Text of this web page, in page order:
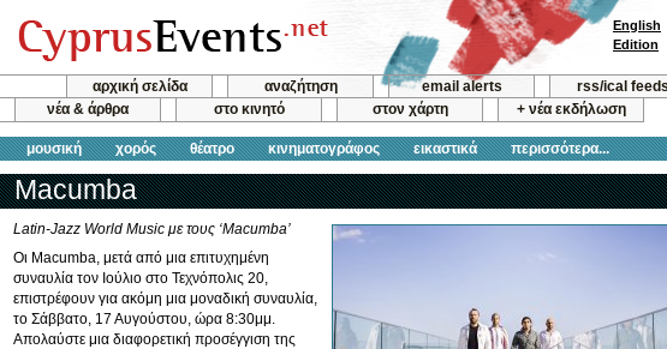
αρχική σελίδα αναζήτηση email alerts
rss/ical feeds
νέα & άρθρα
στο κινητό στον χάρτη + νέα εκδήλωση
μουσική χορός θέατρο κινηματογράφος εικαστικά περισσότερα...
English
Edition
Macumba
Latin-Jazz World Music με τους ‘Macumba’
Οι Macumba, μετά από μια επιτυχημένη
συναυλία τον Ιούλιο στο Τεχνόπολις 20,
επιστρέφουν για ακόμη μια μοναδική συναυλία,
το Σάββατο, 17 Αυγούστου, ώρα 8:30μμ.
Απολαύστε μια διαφορετική προσέγγιση της